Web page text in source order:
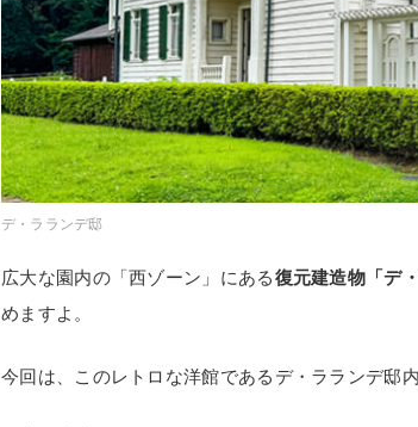
デ・ラランデ邸
広大な園内の「西ゾーン」にある復元建造物「デ
めますよ。
今回は、このレトロな洋館であるデ・ラランデ邸